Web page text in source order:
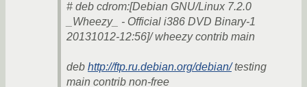
# deb cdrom:[Debian GNU/Linux 7.2.0
_Wheezy_ - Official i386 DVD Binary-1
20131012-12:56]/ wheezy contrib main
deb http://ftp.ru.debian.org/debian/testing
main contrib non-free